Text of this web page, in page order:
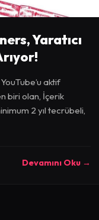
Yaratıcı
aktif
biri olan, İçerik
2 yıl tecrübeli,
Devamını Oku →